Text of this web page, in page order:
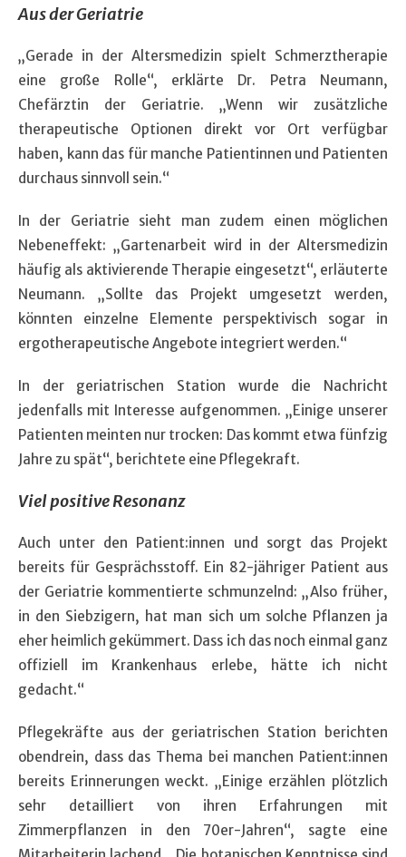
Aus der Geriatrie
„Gerade in der Altersmedizin spielt Schmerztherapie
eine große Rolle“, erklärte Dr. Petra Neumann,
Chefärztin der Geriatrie. „Wenn wir zusätzliche
therapeutische Optionen direkt vor Ort verfügbar
haben, kann das für manche Patientinnen und Patienten
durchaus sinnvoll sein.“
In der Geriatrie sieht man zudem einen möglichen
Nebeneffekt: „Gartenarbeit wird in der Altersmedizin
häufig als aktivierende Therapie eingesetzt“, erläuterte
Neumann. „Sollte das Projekt umgesetzt werden,
könnten einzelne Elemente perspektivisch sogar in
ergotherapeutische Angebote integriert werden.“
In der geriatrischen Station wurde die Nachricht
jedenfalls mit Interesse aufgenommen. „Einige unserer
Patienten meinten nur trocken: Das kommt etwa fünfzig
Jahre zu spät“, berichtete eine Pflegekraft.
Viel positive Resonanz
Auch unter den Patient:innen und sorgt das Projekt
bereits für Gesprächsstoff. Ein 82-jähriger Patient aus
der Geriatrie kommentierte schmunzelnd: „Also früher,
in den Siebzigern, hat man sich um solche Pflanzen ja
eher heimlich gekümmert. Dass ich das noch einmal ganz
offiziell im Krankenhaus erlebe, hätte ich nicht
gedacht.“
Pflegekräfte aus der geriatrischen Station berichten
obendrein, dass das Thema bei manchen Patient:innen
bereits Erinnerungen weckt. „Einige erzählen plötzlich
sehr detailliert von ihren Erfahrungen mit
Zimmerpflanzen in den 70er-Jahren“, sagte eine